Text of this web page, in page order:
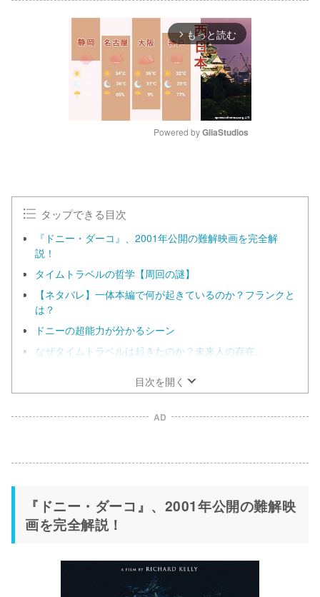
arrow_forward_ios もっと読む
Powered by GliaStudios
タップできる目次
『ドニー・ダーコ』、2001年公開の難解映画を完全解
説！
タイムトラベルの哲学【周回の謎】
【ネタバレ】一体本編で何が起きているのか？フランクと
は？
ドニーの超能力が分かるシーン
なぜタイムトラベルは起きたのか？未来人の存在。
目次を開く
AD
『ドニー・ダーコ』、2001年公開の難解映
画を完全解説！